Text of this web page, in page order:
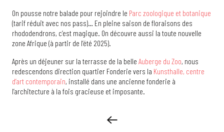
On pousse notre balade pour rejoindre le Parc zoologique et botanique
(tarif réduit avec nos pass)… En pleine saison de floraisons des
rhododendrons, c’est magique. On découvre aussi la toute nouvelle
zone Afrique (à partir de l’été 2025).
Après un déjeuner sur la terrasse de la belle Auberge du Zoo, nous
redescendons direction quartier Fonderie vers la Kunsthalle, centre
d’art contemporain, installé dans une ancienne fonderie à
l’architecture à la fois gracieuse et imposante.